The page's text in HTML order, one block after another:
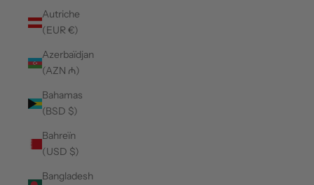
Autriche
(EUR €)
Azerbaïdjan
(AZN ₼)
Bahamas
(BSD $)
Bahreïn
(USD $)
Bangladesh